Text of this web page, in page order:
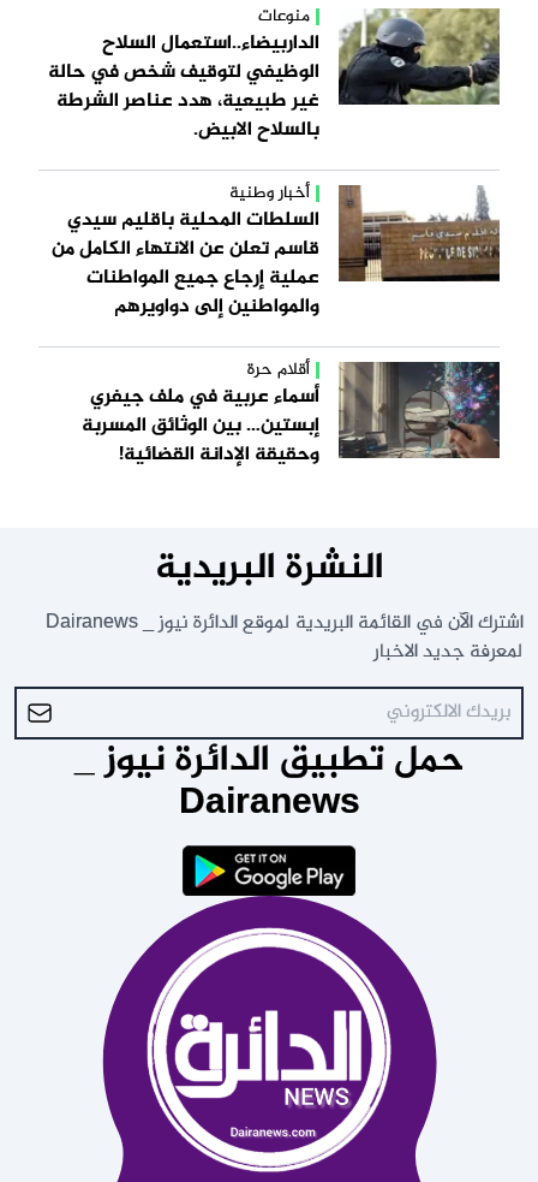
منوعات
الداربيضاء..استعمال السلاح
الوظيفي لتوقيف شخص في حالة
غير طبيعية، هدد عناصر الشرطة
بالسلاح الابيض.
أخبار وطنية
السلطات المحلية باقليم سيدي
قاسم تعلن عن الانتهاء الكامل من
عملية إرجاع جميع المواطنات
والمواطنين إلى دواويرهم
أقلام حرة
أسماء عربية في ملف جيفري
إبستين… بين الوثائق المسربة
وحقيقة الإدانة القضائية!
النشرة البريدية
اشترك الآن في القائمة البريدية لموقع الدائرة نيوز _ Dairanews
لمعرفة جديد الاخبار
حمل تطبيق الدائرة نيوز _
Dairanews